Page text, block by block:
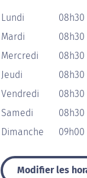
Lundi
08h30
Mardi
08h30
Mercredi
08h30
Jeudi
08h30
Vendredi
08h30
Samedi
08h30
Dimanche
09h00
Modifier les